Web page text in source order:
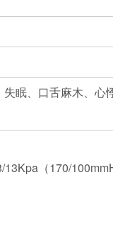
眠、口舌麻木、心
（170/